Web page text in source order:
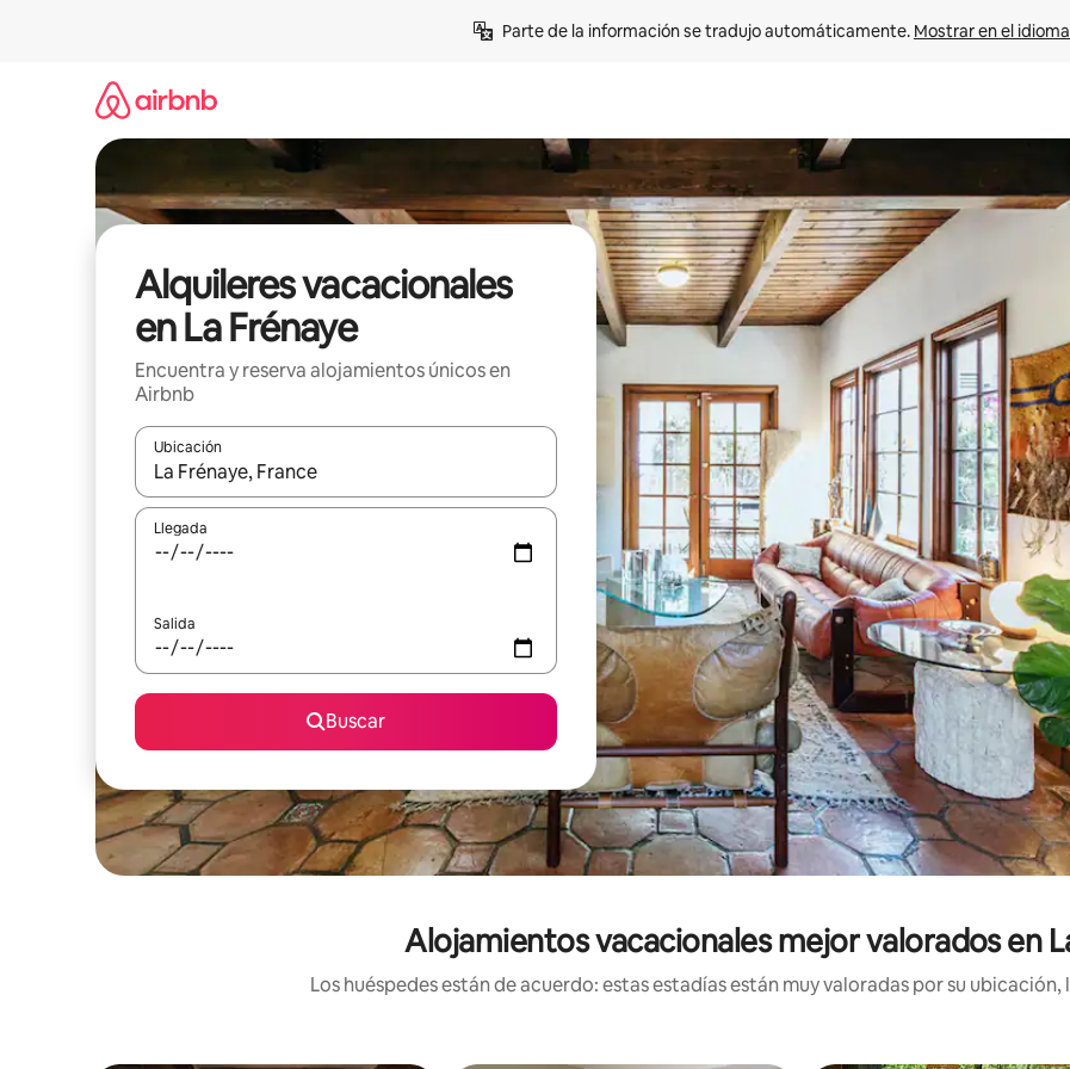
Parte de la información se tradujo automáticamente. Mostrar en el
Alquileres vacacionales
en La Frénaye
Encuentra y reserva alojamientos únicos en
Airbnb
Ubicación
Cuando los resultados estén disponibles, navega con las teclas de flecha hacia arriba y hacia abajo o explora con el
Llegada
Salida
Buscar
Alojamientos vacacionales mejor valorados en
Los huéspedes están de acuerdo: estas estadías están muy valoradas por su